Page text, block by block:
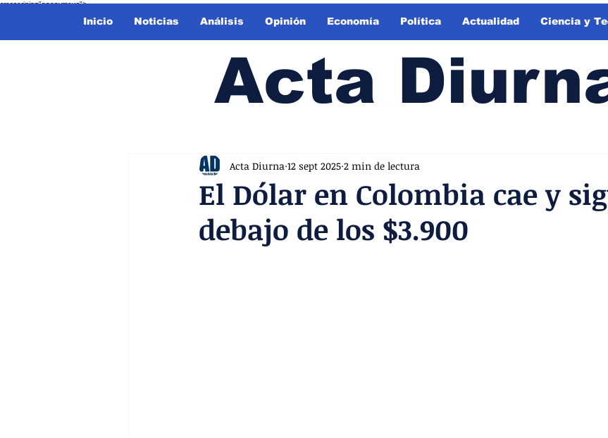
crossorigin="anonymous">
Inicio Noticias Análisis Opinión Economía Política Actualidad Ciencia y
Acta
El Dólar en Colombia cae y
debajo de los $3.900
Acta Diurna 12 sept 2025 2 min de lectura